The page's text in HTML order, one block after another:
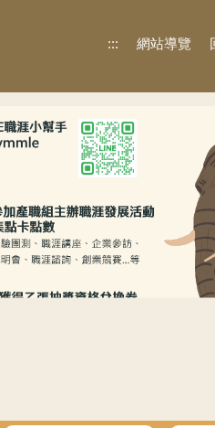
::: 網站導覽